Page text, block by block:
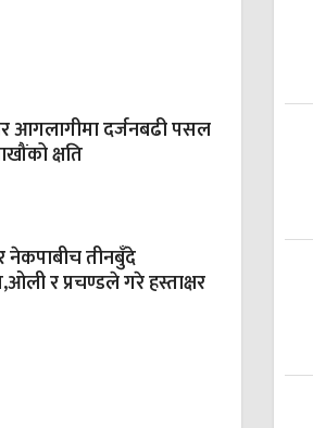
आगलागीमा दर्जनबढी पसल
क्षति
नेकपाबीच तीनबुँदे
र प्रचण्डले गरे हस्ताक्षर